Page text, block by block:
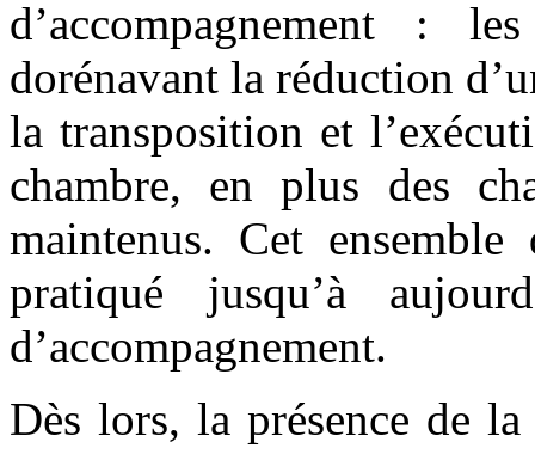
d’accompagnement :
dorénavant la réduction
la transposition et
chambre, en plus des
maintenus. Cet
pratiqué jusqu’à
d’accompagnement.
Dès lors, la présence de